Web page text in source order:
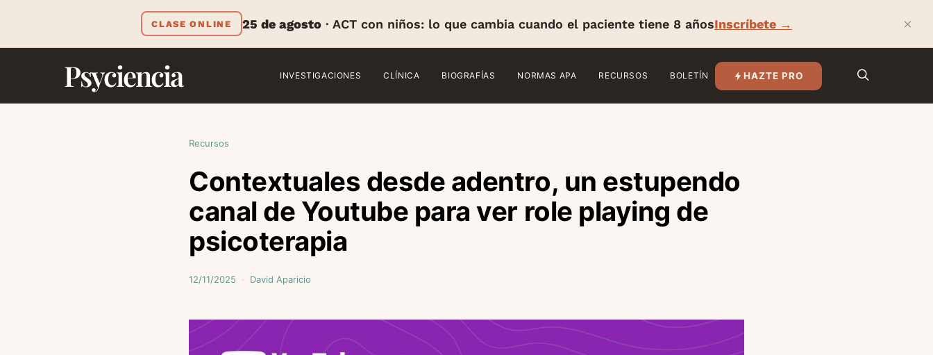
CLASE ONLINE 25 de agosto · ACT con niños: lo que cambia cuando el paciente tiene 8 añosInscríbete → ×
Psyciencia INVESTIGACIONES CLÍNICA BIOGRAFÍAS NORMAS APA RECURSOS BOLETÍN HAZTE PRO
Recursos
Contextuales desde adentro, un estupendo
canal de Youtube para ver role playing de
psicoterapia
12/11/2025 David Aparicio